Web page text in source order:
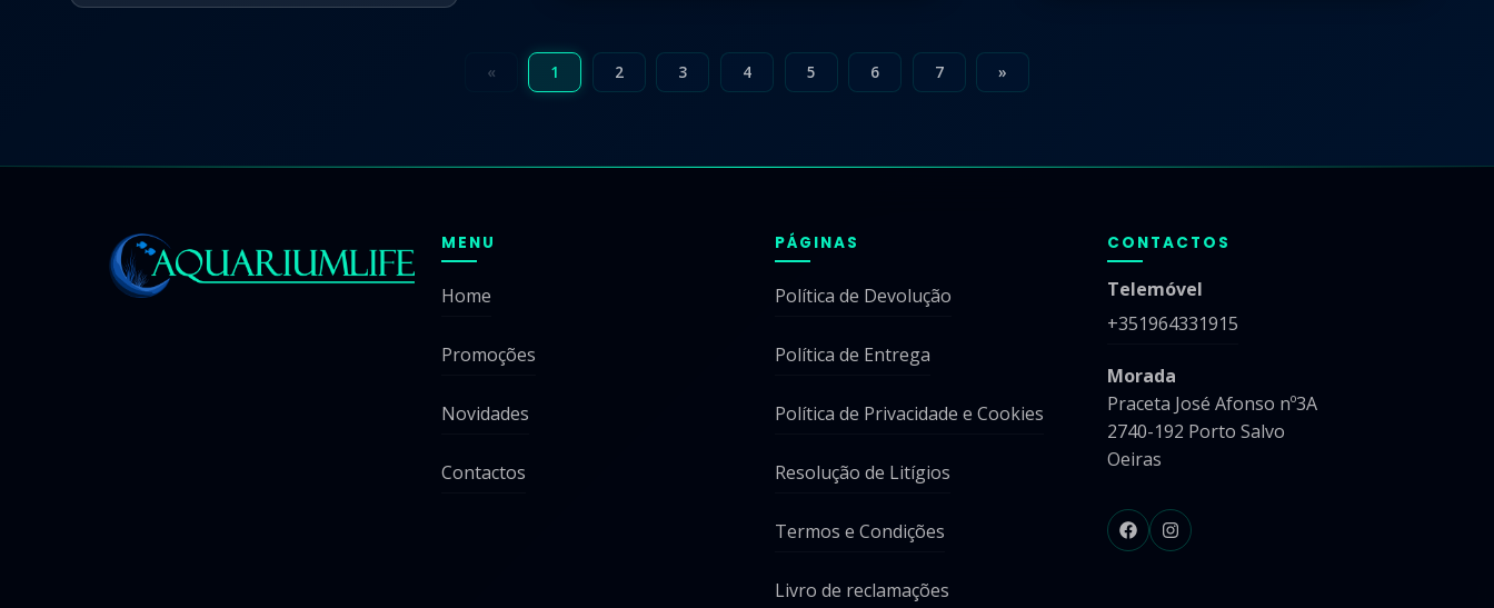
« 1 2 3 4 5 6 7 »
MENU
Home
Promoções
Novidades
Contactos
PÁGINAS
Política de Devolução
Política de Entrega
Política de Privacidade e Cookies
Resolução de Litígios
Termos e Condições
Livro de reclamações
CONTACTOS
Telemóvel
+351964331915
Morada
Praceta José Afonso nº3A
2740-192 Porto Salvo
Oeiras